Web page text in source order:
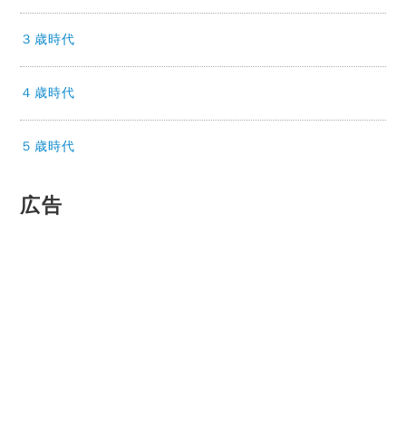
３歳時代
４歳時代
５歳時代
広告